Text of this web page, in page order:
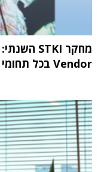
Vendor בכל תחומי שוק ה-IT